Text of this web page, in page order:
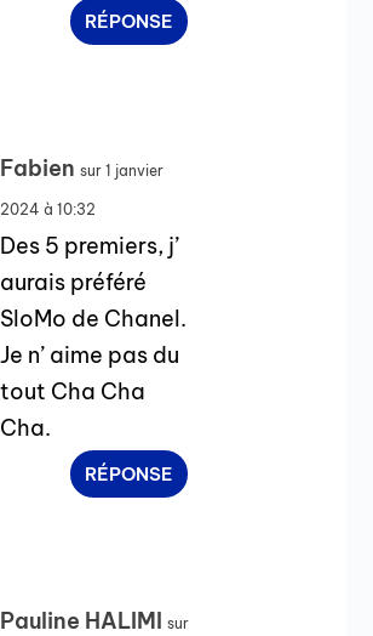
RÉPONSE
Fabien sur 1 janvier
2024 à 10:32
Des 5 premiers, j’
aurais préféré
SloMo de Chanel.
Je n’ aime pas du
tout Cha Cha
Cha.
RÉPONSE
Pauline HALIMI sur